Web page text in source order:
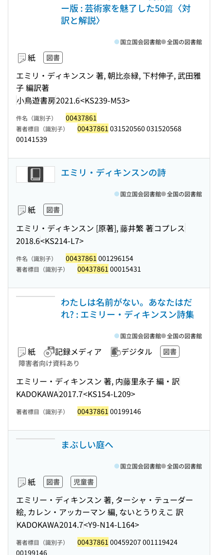
ー版 : 芸術家を魅了した50篇〈対
訳と解説〉
紙 図書
エミリ・ディキンスン 著, 朝比奈緑, 下村伸子, 武田雅
子 編訳著
小鳥遊書房2021.6<KS239-M53>
国立国会図書館 全国の図書館
件名（識別子） 00437861
著者標目（識別子） 00437861 031520560 031520568
00141539
エミリ・ディキンスンの詩
紙 図書
エミリ・ディキンスン [原著], 藤井繁 著コプレス
2018.6<KS214-L7>
国立国会図書館 全国の図書館
件名（識別子） 00437861 001296154
著者標目（識別子） 00437861 00015431
わたしは名前がない。あなたはだ
れ? : エミリー・ディキンスン詩集
紙 記録メディア デジタル
図書
障害者向け資料あり
エミリー・ディキンスン 著, 内藤里永子 編・訳
KADOKAWA2017.7<KS154-L209>
国立国会図書館 全国の図書館
著者標目（識別子） 00437861 00199146
まぶしい庭へ
紙 図書 児童書
エミリー・ディキンスン 著, ターシャ・テューダー
絵, カレン・アッカーマン 編, ないとうりえこ 訳
KADOKAWA2014.7<Y9-N14-L164>
国立国会図書館 全国の図書館
著者標目（識別子） 00437861 00459207 001119424
00199146